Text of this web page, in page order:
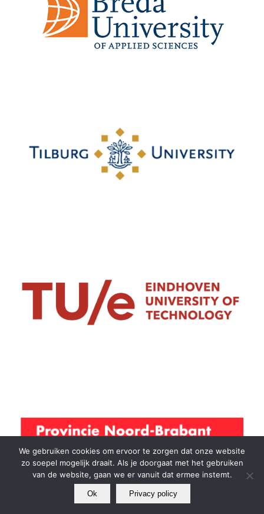
We gebruiken cookies om ervoor te zorgen dat onze website
zo soepel mogelijk draait. Als je doorgaat met het gebruiken
van de website, gaan we er vanuit dat ermee instemt.
Ok Privacy policy